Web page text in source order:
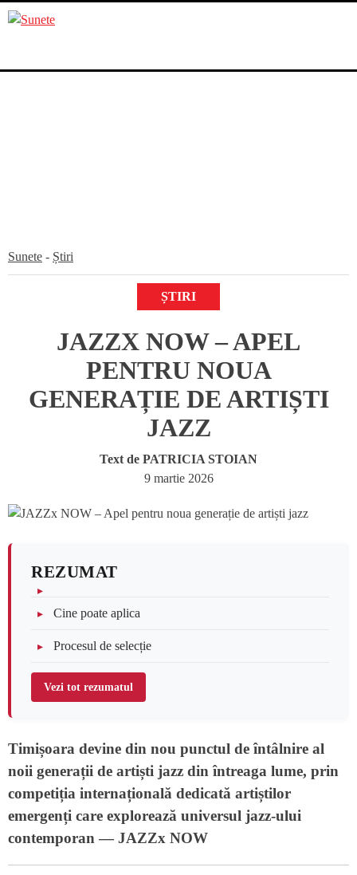
Sunete - Știri
ȘTIRI
JAZZX NOW – APEL
PENTRU NOUA
GENERAȚIE DE ARTIȘTI
JAZZ
Text de PATRICIA STOIAN
9 martie 2026
REZUMAT
Cine poate aplica
Procesul de selecție
Vezi tot rezumatul
Timișoara devine din nou punctul de întâlnire al
noii generații de artiști jazz din întreaga lume, prin
competiția internațională dedicată artiștilor
emergenți care explorează universul jazz-ului
contemporan —JAZZx NOW